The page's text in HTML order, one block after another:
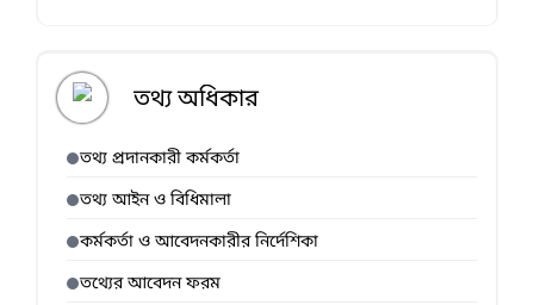
তথ্য অধিকার
তথ্য প্রদানকারী কর্মকর্তা
তথ্য আইন ও বিধিমালা
কর্মকর্তা ও আবেদনকারীর নির্দেশিকা
তথ্যের আবেদন ফরম